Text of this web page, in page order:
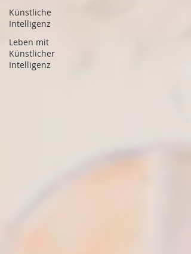
Künstliche
Intelligenz
Leben mit
Künstlicher
Intelligenz